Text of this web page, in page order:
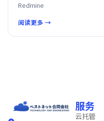
Redmine
阅读更多 →
服务
云托管